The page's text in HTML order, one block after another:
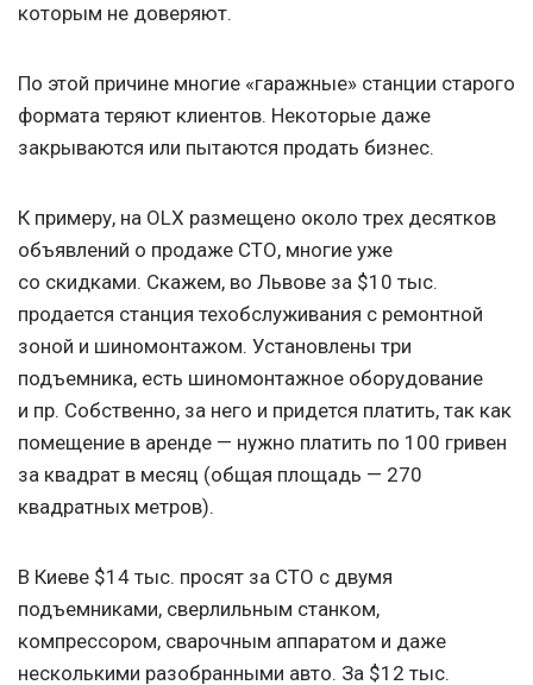
которым не доверяют.
По этой причине многие «гаражные» станции старого
формата теряют клиентов. Некоторые даже
закрываются или пытаются продать бизнес.
К примеру, на OLX размещено около трех десятков
объявлений о продаже СТО, многие уже
со скидками. Скажем, во Львове за $10 тыс.
продается станция техобслуживания с ремонтной
зоной и шиномонтажом. Установлены три
подъемника, есть шиномонтажное оборудование
и пр. Собственно, за него и придется платить, так как
помещение в аренде — нужно платить по 100 гривен
за квадрат в месяц (общая площадь — 270
квадратных метров).
В Киеве $14 тыс. просят за СТО с двумя
подъемниками, сверлильным станком,
компрессором, сварочным аппаратом и даже
несколькими разобранными авто. За $12 тыс.